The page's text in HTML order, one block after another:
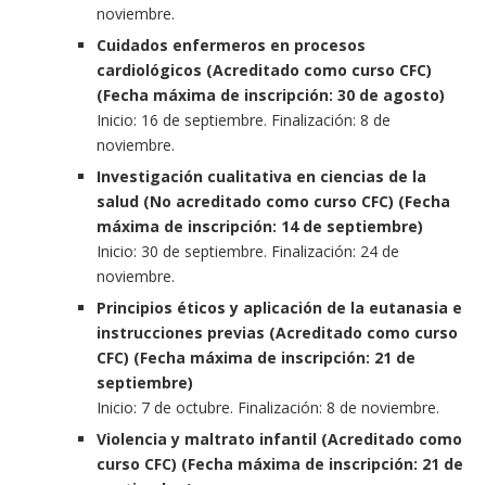
noviembre.
Cuidados enfermeros en procesos
cardiológicos (Acreditado como curso CFC)
(Fecha máxima de inscripción: 30 de agosto)
Inicio: 16 de septiembre. Finalización: 8 de
noviembre.
Investigación cualitativa en ciencias de la
salud (No acreditado como curso CFC) (Fecha
máxima de inscripción: 14 de septiembre)
Inicio: 30 de septiembre. Finalización: 24 de
noviembre.
Principios éticos y aplicación de la eutanasia e
instrucciones previas (Acreditado como curso
CFC) (Fecha máxima de inscripción: 21 de
septiembre)
Inicio: 7 de octubre. Finalización: 8 de noviembre.
Violencia y maltrato infantil (Acreditado como
curso CFC) (Fecha máxima de inscripción: 21 de